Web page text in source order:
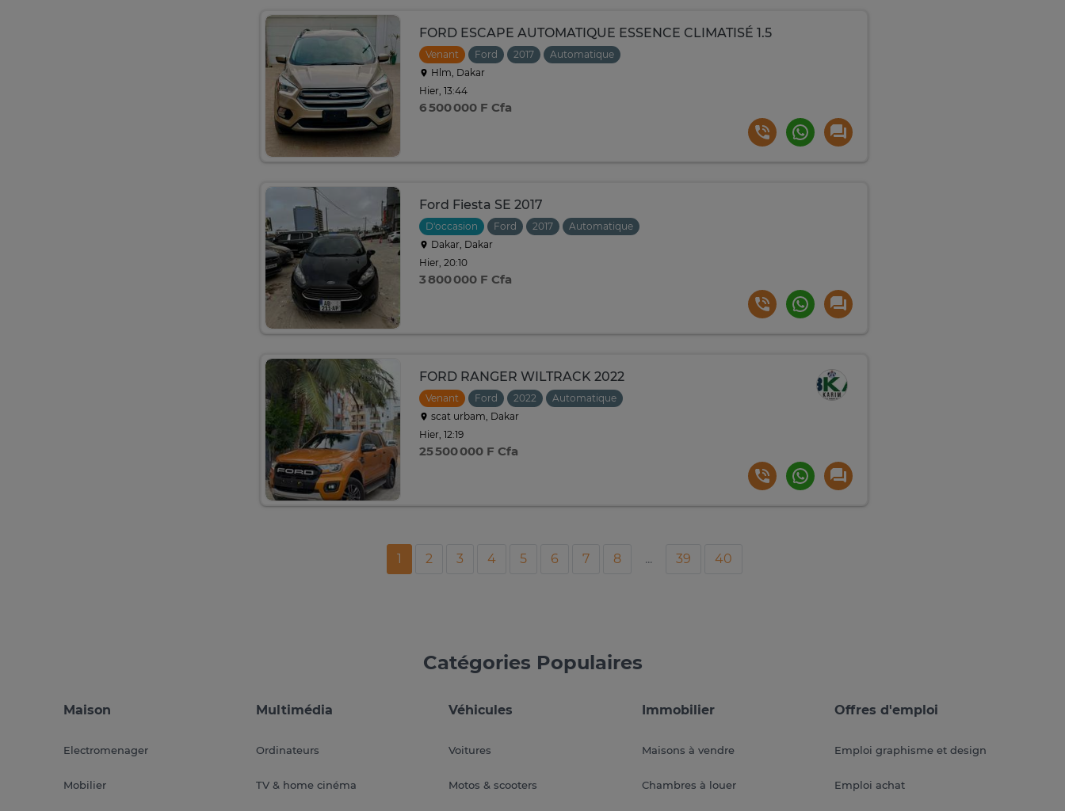
FORD ESCAPE AUTOMATIQUE ESSENCE CLIMATISÉ 1.5
Venant Ford 2017
Automatique
Hlm, Dakar
Hier, 13:44
6 500 000 F Cfa
Ford Fiesta SE 2017
D'occasion Ford 2017
Automatique
Dakar, Dakar
Hier, 20:10
3 800 000 F Cfa
FORD RANGER WILTRACK 2022
Venant Ford 2022
Automatique
scat urbam, Dakar
Hier, 12:19
25 500 000 F Cfa
1 2 3 4 5 6 7 8 ... 39 40
Catégories Populaires
Maison
Electromenager
Mobilier
Multimédia
Ordinateurs
TV & home cinéma
Véhicules
Voitures
Motos & scooters
Immobilier
Maisons à vendre
Chambres à louer
Offres d'emploi
Emploi graphisme et design
Emploi achat